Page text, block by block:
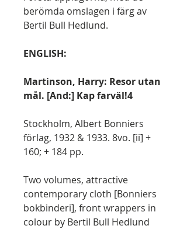
berömda omslagen i färg av
Bertil Bull Hedlund.
ENGLISH:
Martinson, Harry: Resor utan
mål. [And:] Kap farväl!4
Stockholm, Albert Bonniers
förlag, 1932 & 1933. 8vo. [ii] +
160; + 184 pp.
Two volumes, attractive
contemporary cloth [Bonniers
bokbinderi], front wrappers in
colour by Bertil Bull Hedlund